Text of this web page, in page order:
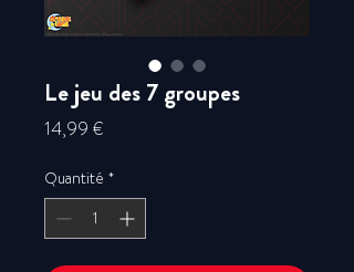
Le jeu des 7 groupes
14,99 €Prix
Quantité *